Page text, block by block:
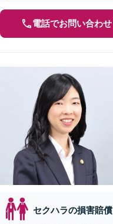
電話でお問い合わせ
セクハラの損害賠償